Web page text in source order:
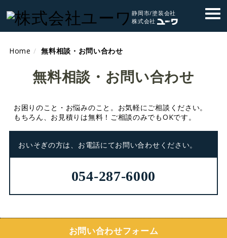
静岡市/塗装会社
株式会社
Home 無料相談・お問い合わせ
無料相談・お問い合わせ
お困りのこと・お悩みのこと。お気軽にご相談ください。
もちろん、お見積りは無料！ご相談のみでもOKです。
おいそぎの方は、お電話にてお問い合わせください。
054-287-6000
お問い合わせフォーム